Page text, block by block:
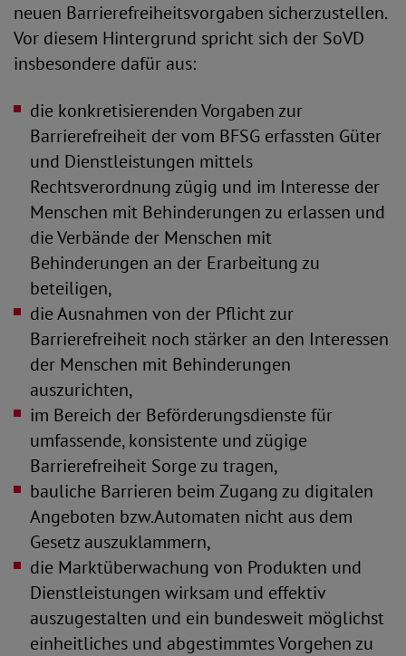
neuen Barrierefreiheitsvorgaben sicherzustellen.
Vor diesem Hintergrund spricht sich der SoVD
insbesondere dafür aus:
die konkretisierenden Vorgaben zur
Barrierefreiheit der vom BFSG erfassten Güter
und Dienstleistungen mittels
Rechtsverordnung zügig und im Interesse der
Menschen mit Behinderungen zu erlassen und
die Verbände der Menschen mit
Behinderungen an der Erarbeitung zu
beteiligen,
die Ausnahmen von der Pflicht zur
Barrierefreiheit noch stärker an den Interessen
der Menschen mit Behinderungen
auszurichten,
im Bereich der Beförderungsdienste für
umfassende, konsistente und zügige
Barrierefreiheit Sorge zu tragen,
bauliche Barrieren beim Zugang zu digitalen
Angeboten bzw.Automaten nicht aus dem
Gesetz auszuklammern,
die Marktüberwachung von Produkten und
Dienstleistungen wirksam und effektiv
auszugestalten und ein bundesweit möglichst
einheitliches und abgestimmtes Vorgehen zu